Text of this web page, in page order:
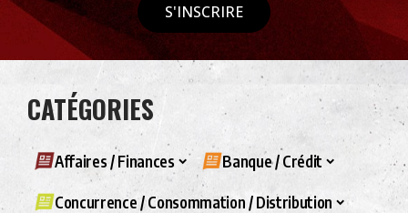
S'INSCRIRE
CATÉGORIES
Affaires / Finances Banque / Crédit
Concurrence / Consommation / Distribution